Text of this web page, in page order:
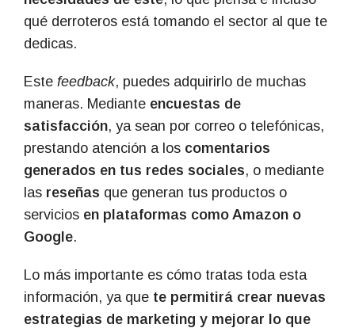
qué derroteros está tomando el sector al que te
dedicas.
Este feedback, puedes adquirirlo de muchas
maneras. Mediante encuestas de
satisfacción, ya sean por correo o telefónicas,
prestando atención a los comentarios
generados en tus redes sociales, o mediante
las reseñas que generan tus productos o
servicios en plataformas como Amazon o
Google.
Lo más importante es cómo tratas toda esta
información, ya que te permitirá crear nuevas
estrategias de marketing y mejorar lo que